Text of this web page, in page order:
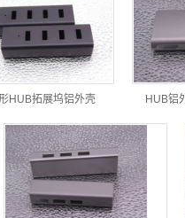
HUB拓展坞铝外壳 HUB铝